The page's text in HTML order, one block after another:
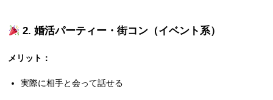
2.婚活パーティー・街コン（イベント系）
メリット：
実際に相手と会って話せる